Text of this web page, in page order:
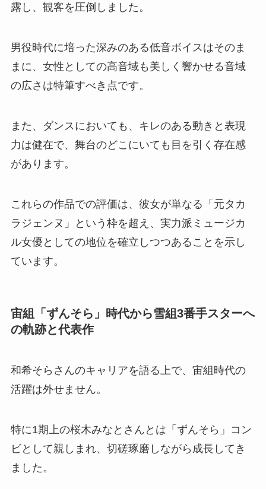
露し、観客を圧倒しました。
男役時代に培った深みのある低音ボイスはそのま
まに、女性としての高音域も美しく響かせる音域
の広さは特筆すべき点です。
また、ダンスにおいても、キレのある動きと表現
力は健在で、舞台のどこにいても目を引く存在感
があります。
これらの作品での評価は、彼女が単なる「元タカ
ラジェンヌ」という枠を超え、実力派ミュージカ
ル女優としての地位を確立しつつあることを示し
ています。
宙組「ずんそら」時代から雪組3番手スターへ
の軌跡と代表作
和希そらさんのキャリアを語る上で、宙組時代の
活躍は外せません。
特に1期上の桜木みなとさんとは「ずんそら」コン
ビとして親しまれ、切磋琢磨しながら成長してき
ました。